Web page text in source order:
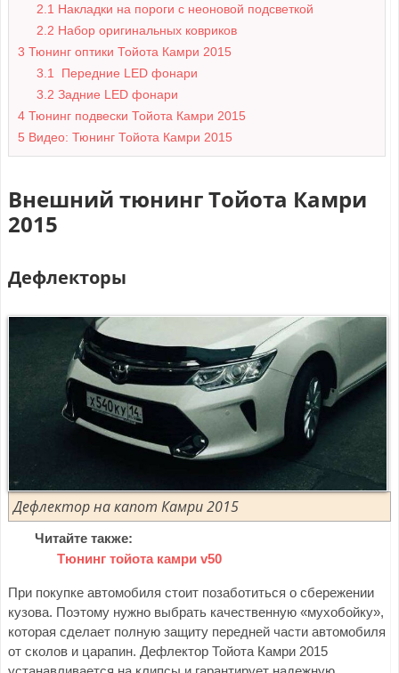
2.1 Накладки на пороги с неоновой подсветкой
2.2 Набор оригинальных ковриков
3 Тюнинг оптики Тойота Камри 2015
3.1
Передние LED фонари
3.2 Задние LED фонари
4 Тюнинг подвески Тойота Камри 2015
5 Видео: Тюнинг Тойота Камри 2015
Внешний тюнинг Тойота Камри
2015
Дефлекторы
Дефлектор на капот Камри 2015
Читайте также:
Тюнинг тойота камри v50
При покупке автомобиля стоит позаботиться о сбережении
кузова. Поэтому нужно выбрать качественную «мухобойку»,
которая сделает полную защиту передней части автомобиля
от сколов и царапин. Дефлектор Тойота Камри 2015